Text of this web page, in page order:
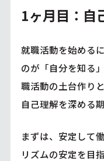
1ヶ月目：自
就職活動を始める
のが「自分を知る
職活動の土台作り
自己理解を深める
まずは、安定して
リズムの安定を目